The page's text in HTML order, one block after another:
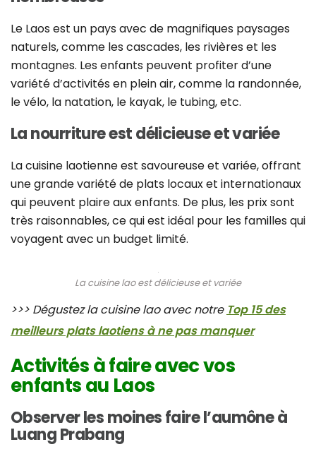
Le Laos est un pays avec de magnifiques paysages
naturels, comme les cascades, les rivières et les
montagnes. Les enfants peuvent profiter d’une
variété d’activités en plein air, comme la randonnée,
le vélo, la natation, le kayak, le tubing, etc.
La nourriture est délicieuse et variée
La cuisine laotienne est savoureuse et variée, offrant
une grande variété de plats locaux et internationaux
qui peuvent plaire aux enfants. De plus, les prix sont
très raisonnables, ce qui est idéal pour les familles qui
voyagent avec un budget limité.
La cuisine lao est délicieuse et variée
>>> Dégustez la cuisine lao avec notre Top 15 des
meilleurs plats laotiens à ne pas manquer
Activités à faire avec vos
enfants au Laos
Observer les moines faire l’aumône à
Luang Prabang